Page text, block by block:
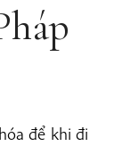
để khi đi